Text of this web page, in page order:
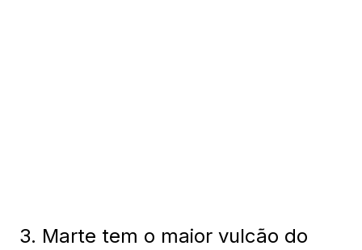
3. Marte tem o maior vulcão do